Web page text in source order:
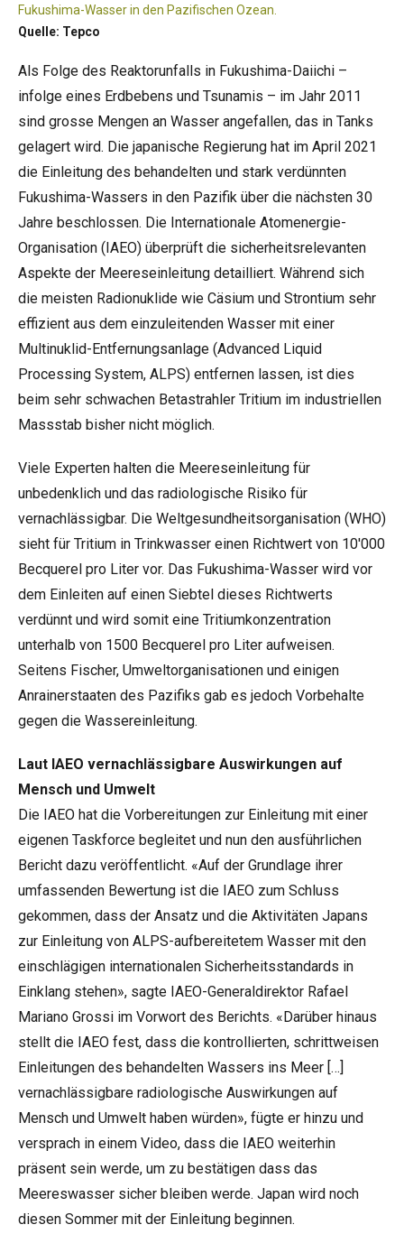
Fukushima-Wasser in den Pazifischen Ozean.
Quelle: Tepco
Als Folge des Reaktorunfalls in Fukushima-Daiichi –
infolge eines Erdbebens und Tsunamis – im Jahr 2011
sind grosse Mengen an Wasser angefallen, das in Tanks
gelagert wird. Die japanische Regierung hat im April 2021
die Einleitung des behandelten und stark verdünnten
Fukushima-Wassers in den Pazifik über die nächsten 30
Jahre beschlossen. Die Internationale Atomenergie-
Organisation (IAEO) überprüft die sicherheitsrelevanten
Aspekte der Meereseinleitung detailliert. Während sich
die meisten Radionuklide wie Cäsium und Strontium sehr
effizient aus dem einzuleitenden Wasser mit einer
Multinuklid-Entfernungsanlage (Advanced Liquid
Processing System, ALPS) entfernen lassen, ist dies
beim sehr schwachen Betastrahler Tritium im industriellen
Massstab bisher nicht möglich.
Viele Experten halten die Meereseinleitung für
unbedenklich und das radiologische Risiko für
vernachlässigbar. Die Weltgesundheitsorganisation (WHO)
sieht für Tritium in Trinkwasser einen Richtwert von 10'000
Becquerel pro Liter vor. Das Fukushima-Wasser wird vor
dem Einleiten auf einen Siebtel dieses Richtwerts
verdünnt und wird somit eine Tritiumkonzentration
unterhalb von 1500 Becquerel pro Liter aufweisen.
Seitens Fischer, Umweltorganisationen und einigen
Anrainerstaaten des Pazifiks gab es jedoch Vorbehalte
gegen die Wassereinleitung.
Laut IAEO vernachlässigbare Auswirkungen auf
Mensch und Umwelt
Die IAEO hat die Vorbereitungen zur Einleitung mit einer
eigenen Taskforce begleitet und nun den ausführlichen
Bericht dazu veröffentlicht. «Auf der Grundlage ihrer
umfassenden Bewertung ist die IAEO zum Schluss
gekommen, dass der Ansatz und die Aktivitäten Japans
zur Einleitung von ALPS-aufbereitetem Wasser mit den
einschlägigen internationalen Sicherheitsstandards in
Einklang stehen», sagte IAEO-Generaldirektor Rafael
Mariano Grossi im Vorwort des Berichts. «Darüber hinaus
stellt die IAEO fest, dass die kontrollierten, schrittweisen
Einleitungen des behandelten Wassers ins Meer […]
vernachlässigbare radiologische Auswirkungen auf
Mensch und Umwelt haben würden», fügte er hinzu und
versprach in einem Video, dass die IAEO weiterhin
präsent sein werde, um zu bestätigen dass das
Meereswasser sicher bleiben werde. Japan wird noch
diesen Sommer mit der Einleitung beginnen.